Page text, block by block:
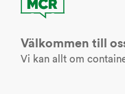
Välkommen till
Vi kan allt om